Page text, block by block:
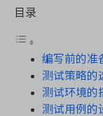
瀑布项目管理
测试管理
目录
编写前的准
测试策略的
测试环境的
测试用例的